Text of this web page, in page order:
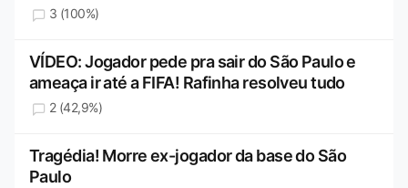
3 (100%)
VÍDEO: Jogador pede pra sair do São Paulo e
ameaça ir até a FIFA! Rafinha resolveu tudo
2 (42,9%)
Tragédia! Morre ex-jogador da base do São
Paulo